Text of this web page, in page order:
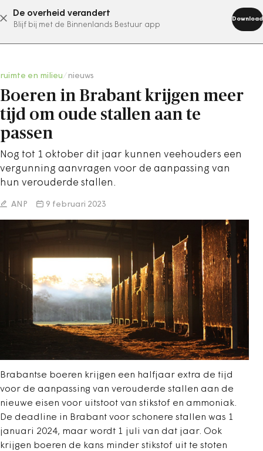
De overheid verandert
Blijf bij met de Binnenlands Bestuur app
Download
abonneer nu
ruimte en milieu nieuws
Boeren in Brabant krijgen meer
tijd om oude stallen aan te
passen
Nog tot 1 oktober dit jaar kunnen veehouders een
vergunning aanvragen voor de aanpassing van
hun verouderde stallen.
ANP 9 februari 2023
Brabantse boeren krijgen een halfjaar extra de tijd
voor de aanpassing van verouderde stallen aan de
nieuwe eisen voor uitstoot van stikstof en ammoniak.
De deadline in Brabant voor schonere stallen was 1
januari 2024, maar wordt 1 juli van dat jaar. Ook
krijgen boeren de kans minder stikstof uit te stoten